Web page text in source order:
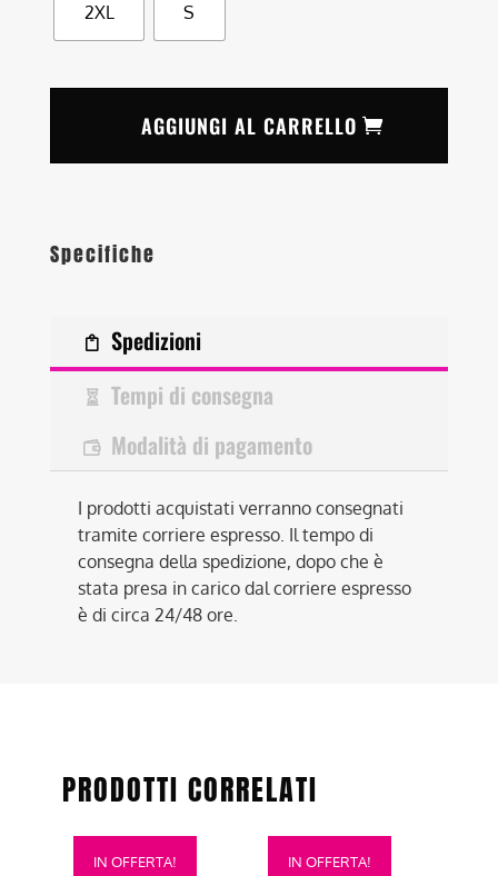
2XL S
AGGIUNGI AL CARRELLO
Specifiche
Spedizioni
Tempi di consegna
Modalità di pagamento
I prodotti acquistati verranno consegnati
tramite corriere espresso. Il tempo di
consegna della spedizione, dopo che è
stata presa in carico dal corriere espresso
è di circa 24/48 ore.
PRODOTTI CORRELATI
IN OFFERTA!
Questo
prodotto
IN OFFERTA!
Questo
prodotto